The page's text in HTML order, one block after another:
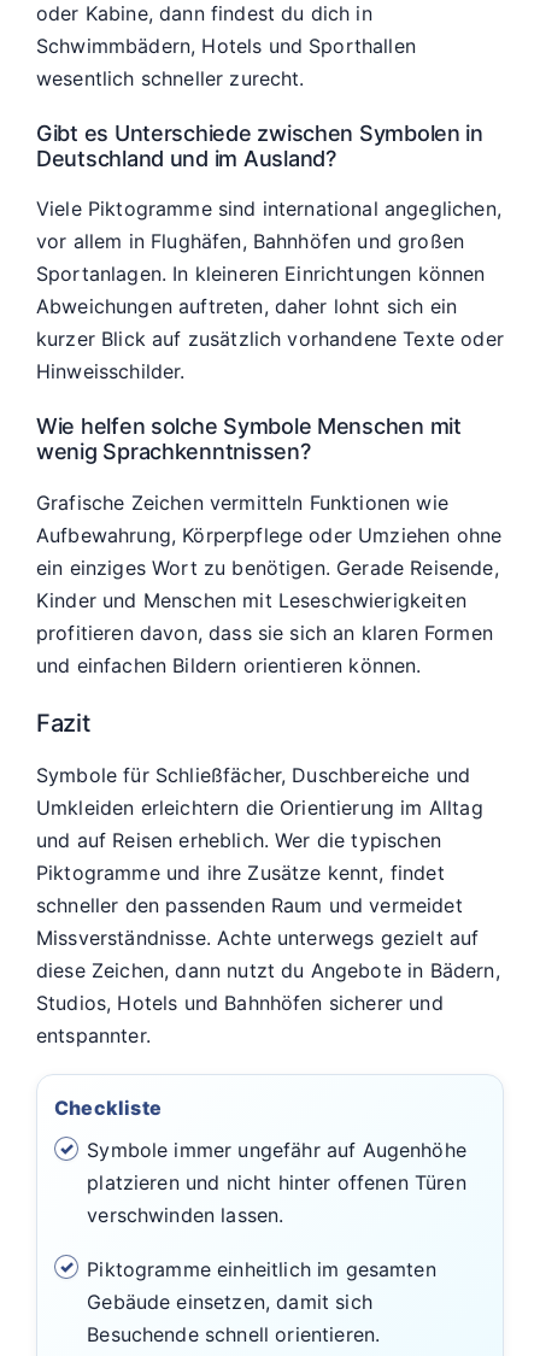
oder Kabine, dann findest du dich in
Schwimmbädern, Hotels und Sporthallen
wesentlich schneller zurecht.
Gibt es Unterschiede zwischen Symbolen in
Deutschland und im Ausland?
Viele Piktogramme sind international angeglichen,
vor allem in Flughäfen, Bahnhöfen und großen
Sportanlagen. In kleineren Einrichtungen können
Abweichungen auftreten, daher lohnt sich ein
kurzer Blick auf zusätzlich vorhandene Texte oder
Hinweisschilder.
Wie helfen solche Symbole Menschen mit
wenig Sprachkenntnissen?
Grafische Zeichen vermitteln Funktionen wie
Aufbewahrung, Körperpflege oder Umziehen ohne
ein einziges Wort zu benötigen. Gerade Reisende,
Kinder und Menschen mit Leseschwierigkeiten
profitieren davon, dass sie sich an klaren Formen
und einfachen Bildern orientieren können.
Fazit
Symbole für Schließfächer, Duschbereiche und
Umkleiden erleichtern die Orientierung im Alltag
und auf Reisen erheblich. Wer die typischen
Piktogramme und ihre Zusätze kennt, findet
schneller den passenden Raum und vermeidet
Missverständnisse. Achte unterwegs gezielt auf
diese Zeichen, dann nutzt du Angebote in Bädern,
Studios, Hotels und Bahnhöfen sicherer und
entspannter.
Checkliste
Symbole immer ungefähr auf Augenhöhe
platzieren und nicht hinter offenen Türen
verschwinden lassen.
Piktogramme einheitlich im gesamten
Gebäude einsetzen, damit sich
Besuchende schnell orientieren.